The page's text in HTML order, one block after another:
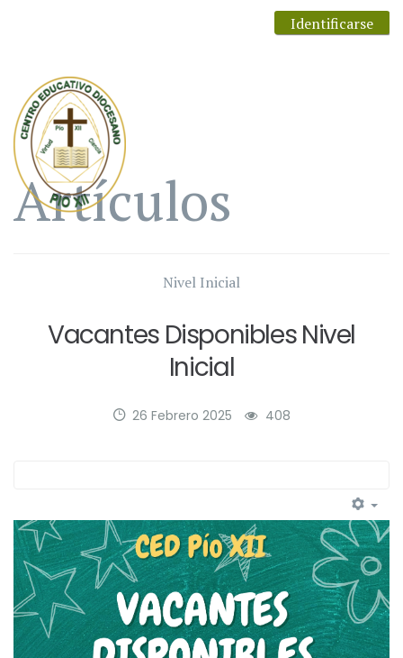
Identificarse
Artículos
Nivel Inicial
Vacantes Disponibles Nivel
Inicial
26 Febrero 2025 408